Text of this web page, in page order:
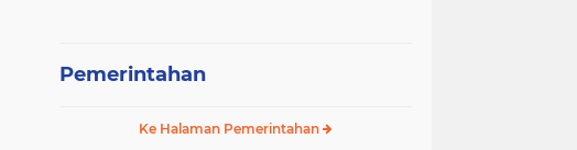
Pemerintahan
Ke Halaman Pemerintahan